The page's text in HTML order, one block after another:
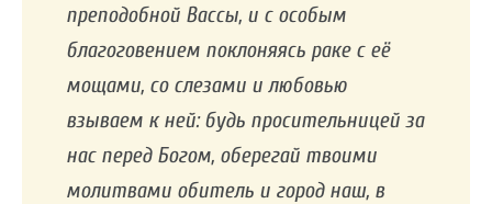
преподобной Вассы, и с особым
благоговением поклоняясь раке с её
мощами, со слезами и любовью
взываем к ней: будь просительницей за
нас перед Богом, оберегай твоими
молитвами обитель и город наш, в